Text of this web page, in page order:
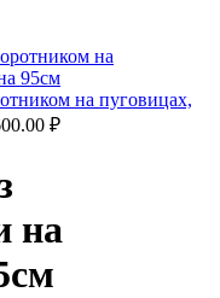
на пуговицах,
₽
на